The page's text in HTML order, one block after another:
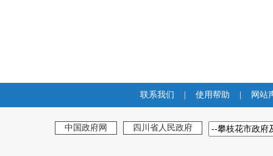
联系我们 使用帮助 网站
中国政府网 四川省人民政府